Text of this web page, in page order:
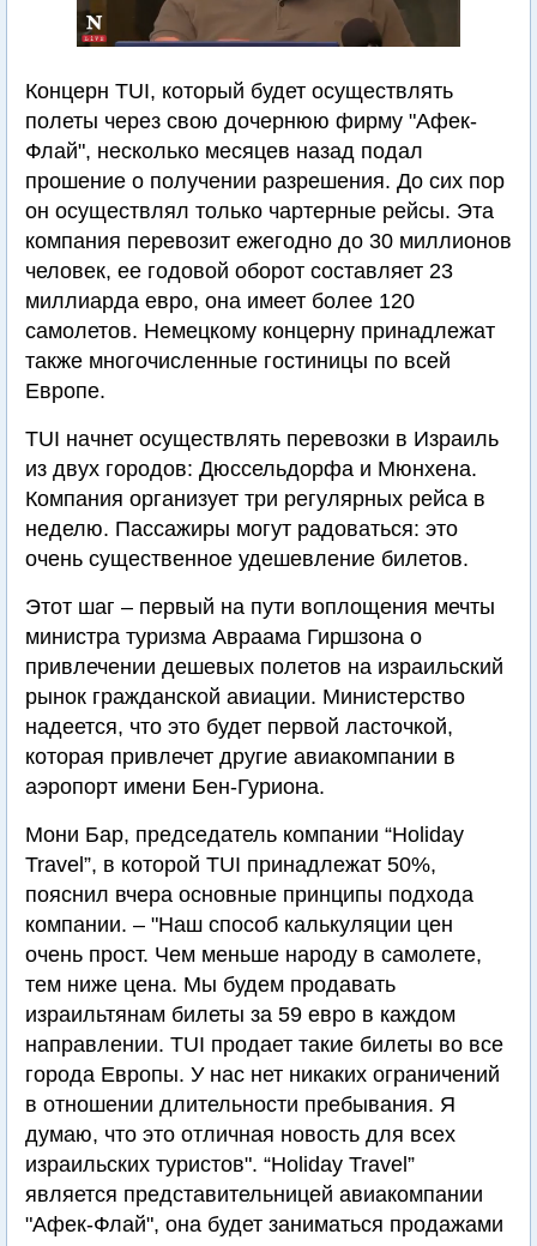
Концерн TUI, который будет осуществлять
полеты через свою дочернюю фирму "Афек-
Флай", несколько месяцев назад подал
прошение о получении разрешения. До сих пор
он осуществлял только чартерные рейсы. Эта
компания перевозит ежегодно до 30 миллионов
человек, ее годовой оборот составляет 23
миллиарда евро, она имеет более 120
самолетов. Немецкому концерну принадлежат
также многочисленные гостиницы по всей
Европе.
TUI начнет осуществлять перевозки в Израиль
из двух городов: Дюссельдорфа и Мюнхена.
Компания организует три регулярных рейса в
неделю. Пассажиры могут радоваться: это
очень существенное удешевление билетов.
Этот шаг – первый на пути воплощения мечты
министра туризма Авраама Гиршзона о
привлечении дешевых полетов на израильский
рынок гражданской авиации. Министерство
надеется, что это будет первой ласточкой,
которая привлечет другие авиакомпании в
аэропорт имени Бен-Гуриона.
Мони Бар, председатель компании “Holiday
Travel”, в которой TUI принадлежат 50%,
пояснил вчера основные принципы подхода
компании. – "Наш способ калькуляции цен
очень прост. Чем меньше народу в самолете,
тем ниже цена. Мы будем продавать
израильтянам билеты за 59 евро в каждом
направлении. TUI продает такие билеты во все
города Европы. У нас нет никаких ограничений
в отношении длительности пребывания. Я
думаю, что это отличная новость для всех
израильских туристов". “Holiday Travel”
является представительницей авиакомпании
"Афек-Флай", она будет заниматься продажами